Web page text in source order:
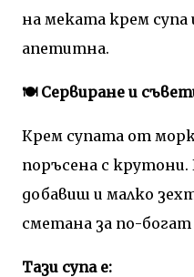
на меката крем
апетитна.
🍽️ Сервиране и
Крем супата от
поръсена с
добавиш и малко
сметана за по-богат
Тази супа е: